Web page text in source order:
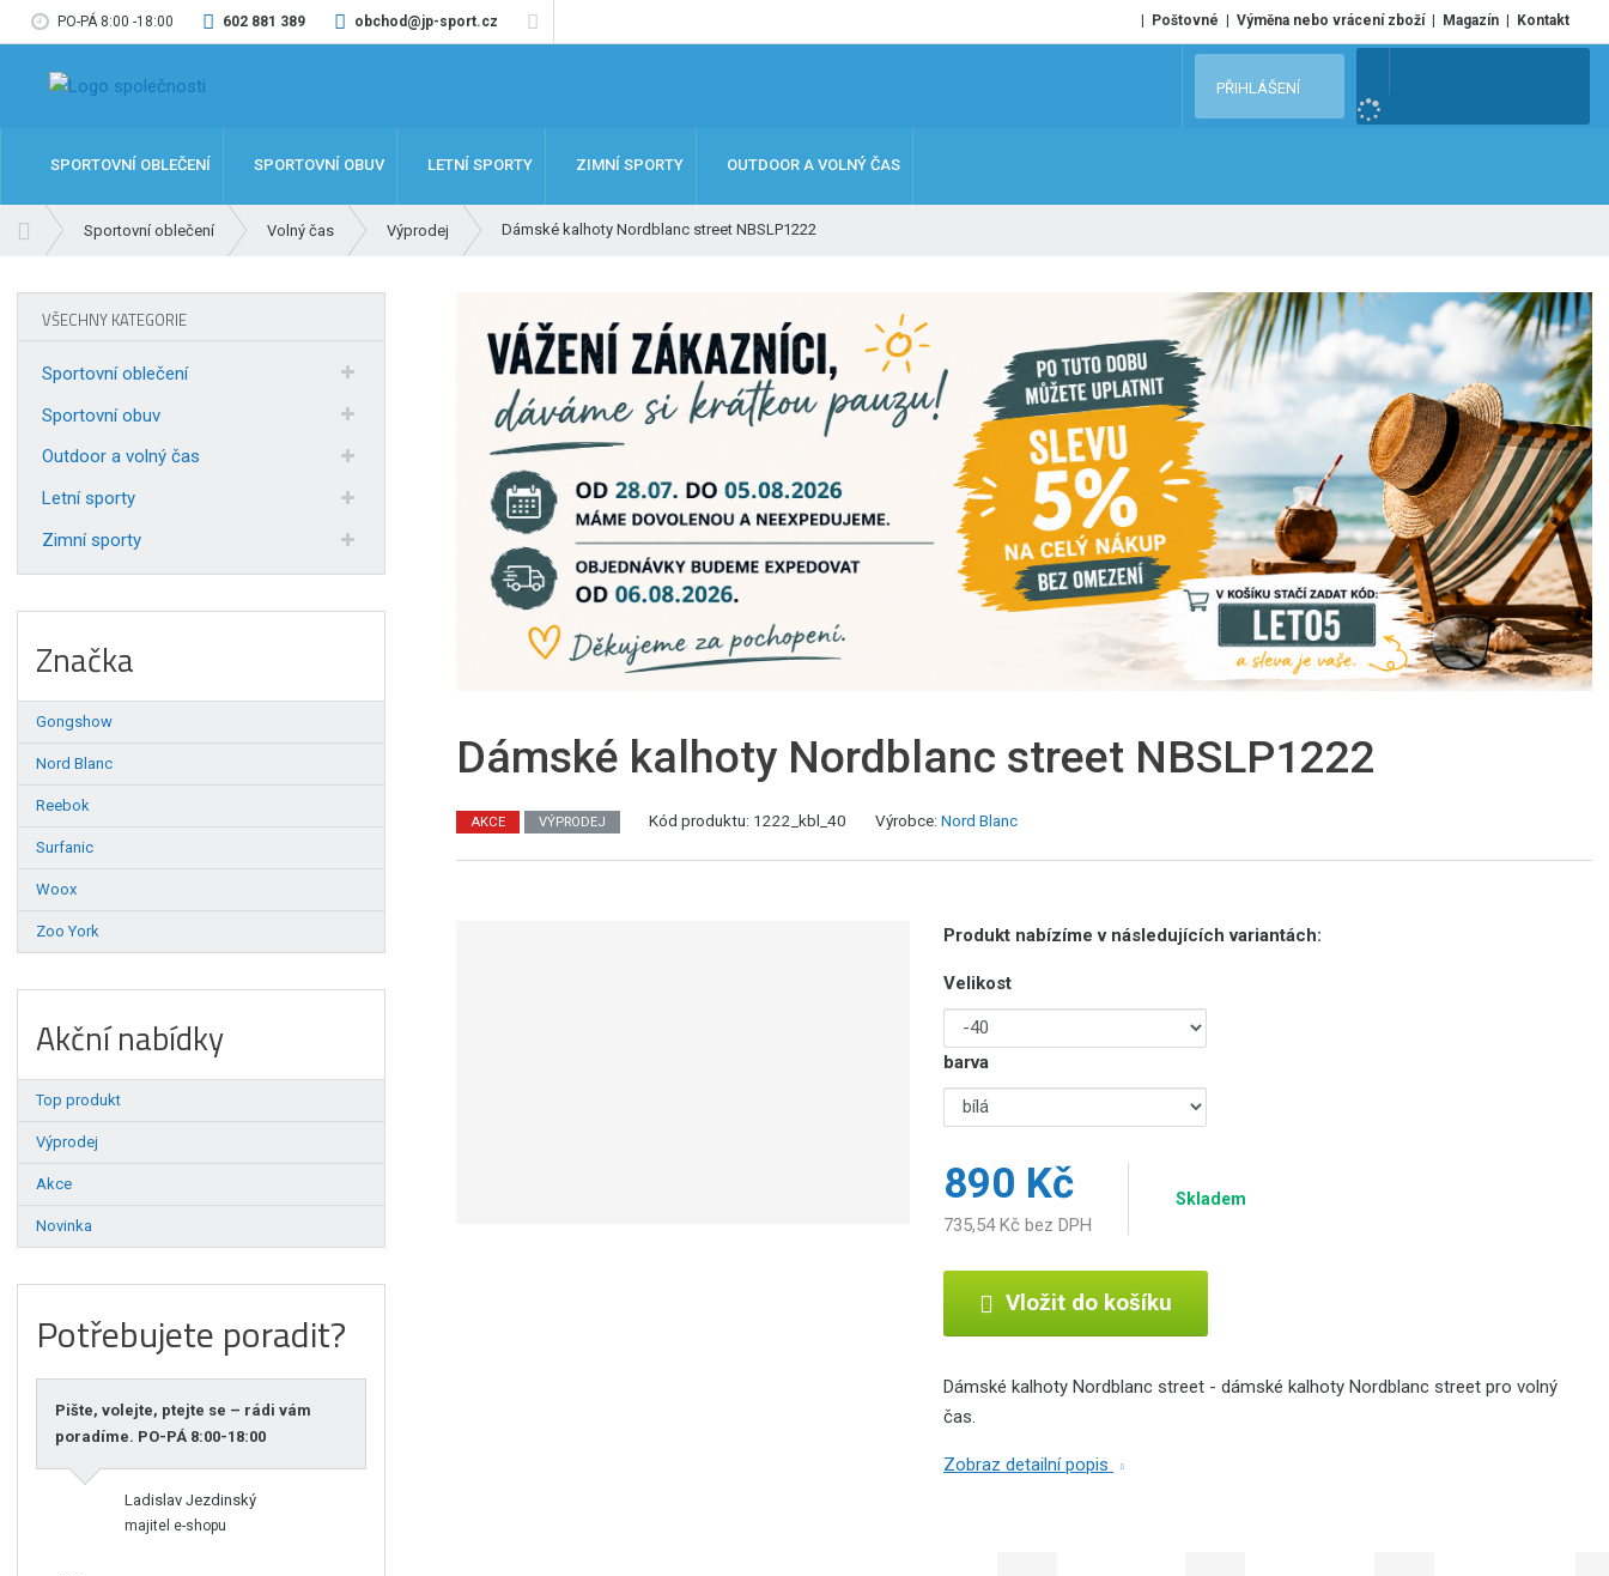
PO-PÁ 8:00 -18:00 602 881 389 obchod@jp-sport.cz Poštovné Výměna nebo vrácení zboží Magazín Kontakt
e
PŘIHLÁŠENÍ
SPORTOVNÍ OBLEČENÍ SPORTOVNÍ OBUV LETNÍ SPORTY ZIMNÍ SPORTY OUTDOOR A VOLNÝ ČAS
Sportovní oblečení Volný čas Výprodej Dámské kalhoty Nordblanc street NBSLP1222
Dámské kalhoty Nordblanc street NBSLP1222
AKCE VÝPRODEJ Kód produktu: 1222_kbl_40 Výrobce: Nord Blanc
Produkt nabízíme v následujících variantách:
Velikost
barva
890 Kč
735,54 Kč bez DPH
Skladem
Vložit do košíku
Dámské kalhoty Nordblanc street - dámské kalhoty Nordblanc street pro volný
čas.
Zobraz detailní popis
VŠECHNY KATEGORIE
Sportovní oblečení
Sportovní obuv
Outdoor a volný čas
Letní sporty
Zimní sporty
Značka
Gongshow
Nord Blanc
Reebok
Surfanic
Woox
Zoo York
Akční nabídky
Top produkt
Výprodej
Akce
Novinka
Potřebujete poradit?
Pište, volejte, ptejte se – rádi vám
poradíme. PO-PÁ 8:00-18:00
Ladislav Jezdinský
majitel e-shopu